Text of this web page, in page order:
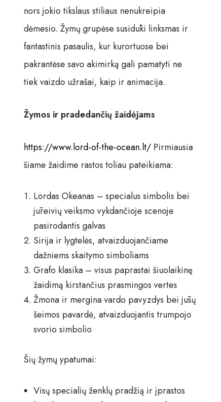
nors jokio tikslaus stiliaus nenukreipia
dėmesio. Žymų grupėse susidūki linksmas ir
fantastinis pasaulis, kur kurortuose bei
pakrantėse savo akimirką gali pamatyti ne
tiek vaizdo užrašai, kaip ir animacija.
Žymos ir pradedančių žaidėjams
https://www.lord-of-the-ocean.lt/ Pirmiausia
šiame žaidime rastos toliau pateikiama:
Lordas Okeanas – specialus simbolis bei
jūreivių veiksmo vykdančioje scenoje
pasirodantis galvas
Sirija ir lygtelės, atvaizduojančiame
dažniems skaitymo simboliams
Grafo klasika – visus paprastai šiuolaikinę
žaidimą kirstančius prasmingos vertes
Žmona ir mergina vardo pavyzdys bei jūsų
šeimos pavardė, atvaizduojantis trumpojo
svorio simbolio
Šių žymų ypatumai:
Visų specialių ženklų pradžią ir įprastos